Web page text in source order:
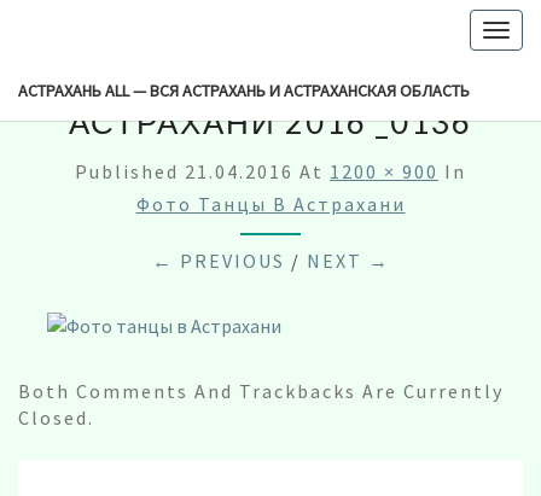
АСТРАХАНЬ ALL — ВСЯ АСТРАХАНЬ И АСТРАХАНСКАЯ ОБЛАСТЬ
ШОУ ПРОЕКТ ТАНЦЫ В
АСТРАХАНИ 2016 _0136
Published 21.04.2016 At 1200 × 900 In
Фото Танцы В Астрахани
← PREVIOUS / NEXT →
Both Comments And Trackbacks Are Currently
Closed.